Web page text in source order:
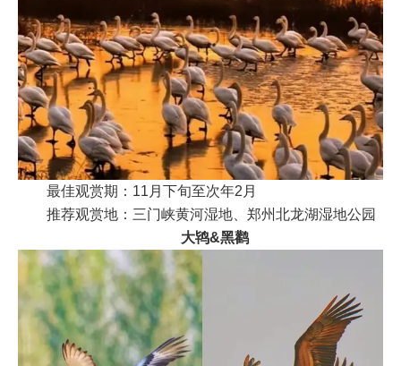
最佳观赏期：11月下旬至次年2月
推荐观赏地：三门峡黄河湿地、郑州北龙湖湿地公园
大鸨&黑鹳